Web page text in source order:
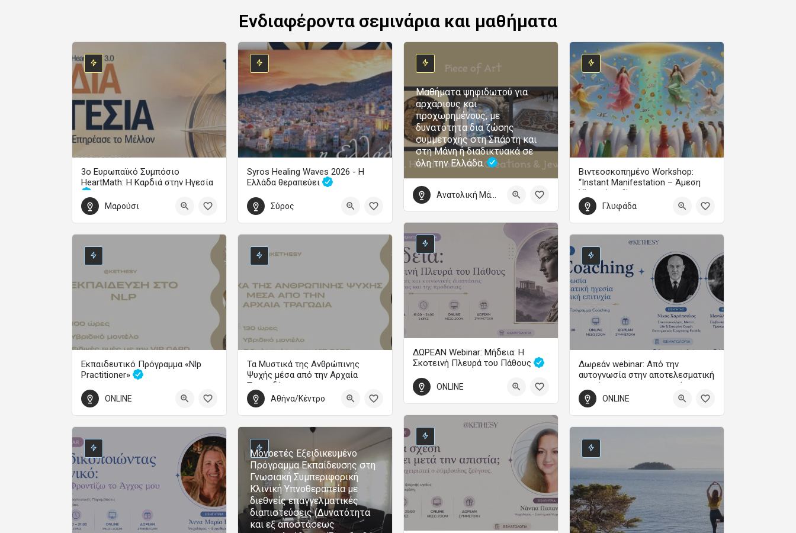
Ενδιαφέροντα σεμινάρια και μαθήματα
3ο Ευρωπαϊκό Συμπόσιο
HeartMath: Η Καρδιά στην Ηγεσία
Οδήγησε την Αλλαγή και Επηρέασε το Μέλλον
30 Οκτωβρίου 2026 14:00 - 1 Νοεμβρίου 2026 19:00
Μαρούσι
Syros Healing Waves 2026 - Η
Ελλάδα θεραπεύει
1 Οκτωβρίου 2026 09:00 - 4 Οκτωβρίου 2026 22:00
Σύρος
Μαθήματα ψηφιδωτού για
αρχάριους και
προχωρημένους, με
δυνατότητα δια ζώσης
συμμετοχής στη Σπάρτη και
στη Μάνη ή διαδικτυακά σε
όλη την Ελλάδα.
Βιντεοσκοπημένο Workshop:
“Instant Manifestation – Άμεση
Υλοποίηση”!
Με τη Μαίρη Ζαπίτη
99
Γλυφάδα
ΔΩΡΕΑΝ Webinar: Μήδεια: Η
Σκοτεινή Πλευρά του Πάθους
WEBINAR
18 Σεπτεμβρίου 2026 19:00 - 21:00
ONLINE
Εκπαιδευτικό Πρόγραμμα «Nlp
Practitioner»
600
ONLINE
Τα Μυστικά της Ανθρώπινης
Ψυχής μέσα από την Αρχαία
Τραγωδία
700
1 Οκτωβρίου 2026 00:00 - 31 Μαΐου 2027 00:00
Αθήνα/Κέντρο
Δωρεάν webinar: Από την
αυτογνωσία στην αποτελεσματική
ηγεσία και την προσωπική
επιτυχία
3 Σεπτεμβρίου 2026 19:00 - 21:00
ONLINE
Μονοετές Εξειδικευμένο
Πρόγραμμα Εκπαίδευσης στη
Γνωσιακή Συμπεριφορική
Κλινική Υπνοθεραπεία με
διεθνείς επαγγελματικές
διαπιστεύσεις (Δυνατότητα
και εξ αποστάσεως